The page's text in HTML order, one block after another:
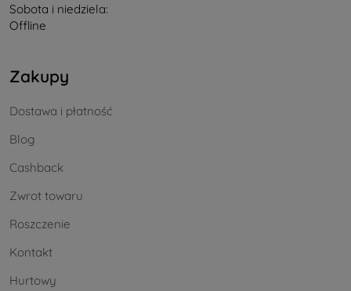
Sobota i niedziela:
Offline
Zakupy
Dostawa i płatność
Blog
Cashback
Zwrot towaru
Roszczenie
Kontakt
Hurtowy